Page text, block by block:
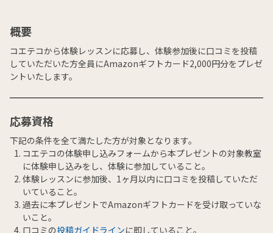
概要
コエテコから体験レッスンに応募し、体験参加後に口コミを投稿
していただいた方全員にAmazonギフトカード2,000円分をプレゼ
ントいたします。
応募資格
下記の条件を全て満たした方が対象となります。
コエテコの体験申し込みフォームから本プレゼントの対象教室
に体験申し込みをし、体験に参加していること。
体験レッスンに参加後、1ヶ月以内に口コミを投稿していただ
いていること。
過去に本プレゼントでAmazonギフトカードを受け取っていな
いこと。
口コミの投稿ガイドラインに即していること。